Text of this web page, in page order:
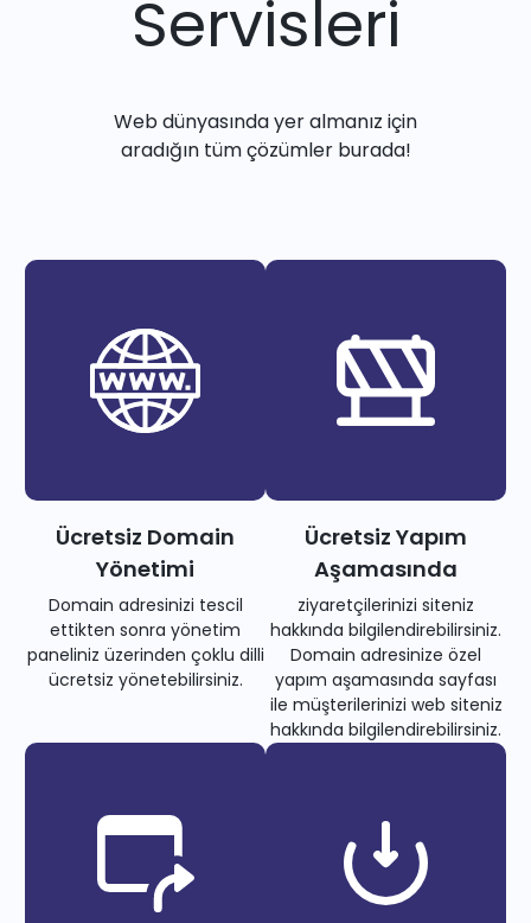
Servisleri
Web dünyasında yer almanız için
aradığın tüm çözümler burada!
Ücretsiz Domain
Yönetimi
Domain adresinizi tescil
ettikten sonra yönetim
paneliniz üzerinden çoklu dilli
ücretsiz yönetebilirsiniz.
Ücretsiz Yapım
Aşamasında
ziyaretçilerinizi siteniz
hakkında bilgilendirebilirsiniz.
Domain adresinize özel
yapım aşamasında sayfası
ile müşterilerinizi web siteniz
hakkında bilgilendirebilirsiniz.